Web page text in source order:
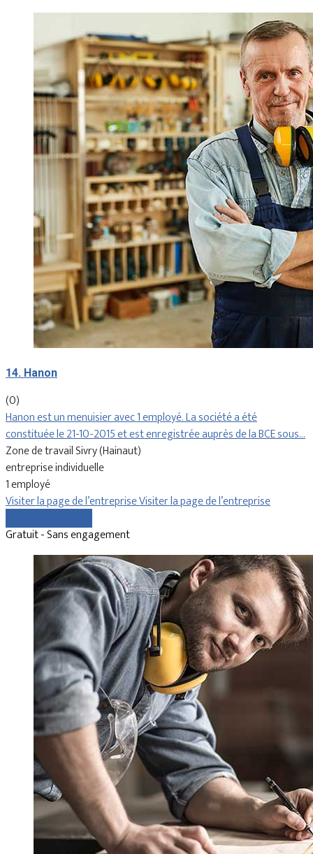
14. Hanon
(0)
Hanon est un menuisier avec 1 employé. La société a été
constituée le 21-10-2015 et est enregistrée auprès de la BCE sous…
Zone de travail Sivry (Hainaut)
entreprise individuelle
1 employé
Visiter la page de l’entrepriseVisiter la page de l’entreprise
Gratuit - Sans engagement